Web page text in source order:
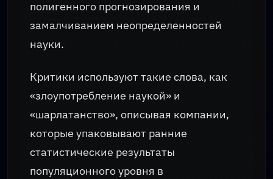
полигенного прогнозирования и
замалчиванием неопределенностей
науки.
Критики используют такие слова, как
«злоупотребление наукой» и
«шарлатанство», описывая компании,
которые упаковывают ранние
статистические результаты
популяционного уровня в